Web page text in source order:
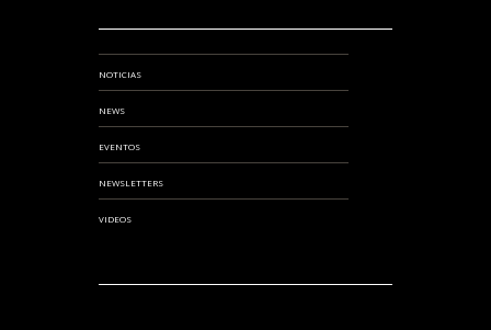
NOTICIAS
NEWS
EVENTOS
NEWSLETTERS
VIDEOS